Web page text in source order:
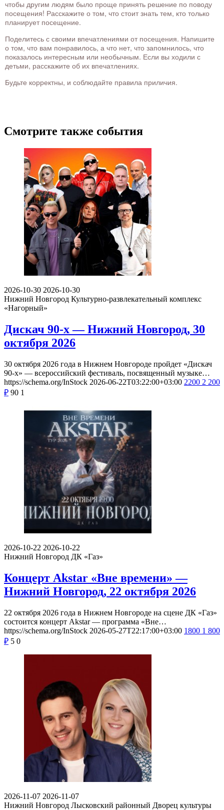
чтобы другим людям было проще принять решение по поводу
посещения! Расскажите о том, что стоит знать тем, кто только
планирует посещение.
Поделитесь с своими впечатлениями от посещения. Напишите
о том, что вам понравилось, а что нет, что запомнилось, что
показалось интересным или необычным. Если вы ходили с
детьми, расскажите об их впечатлениях.
Будьте корректны, и соблюдайте правила приличия.
Смотрите также события
2026-10-30 2026-10-30
Нижний Новгород Культурно-развлекательный комплекс
«Нагорный»
Дискач 90-х — Нижний Новгород, 30
октября 2026
30 октября 2026 года в Нижнем Новгороде пройдет «Дискач
90-х» — всероссийский фестиваль, посвященный музыке…
https://schema.org/InStock 2026-06-22T03:22:00+03:00 2200 2 200
₽ 90 1
2026-10-22 2026-10-22
Нижний Новгород ДК «Газ»
Концерт Akstar «Вне времени» —
Нижний Новгород, 22 октября 2026
22 октября 2026 года в Нижнем Новгороде на сцене ДК «Газ»
состоится концерт Akstar — программа «Вне…
https://schema.org/InStock 2026-05-27T22:17:00+03:00 1800 1 800
₽ 5 0
2026-11-07 2026-11-07
Нижний Новгород Лысковский районный Дворец культуры